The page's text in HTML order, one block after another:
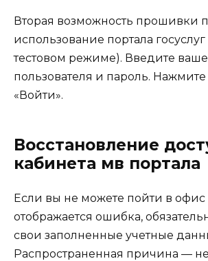
Вторая возможность прошивки
использование портала госуслуг
тестовом режиме). Введите
пользователя и пароль.
«Войти».
Восстановление
кабинета мв портала
Если вы не можете пойти в офис
отображается ошибка,
свои заполненные учетные
Распространенная причина —